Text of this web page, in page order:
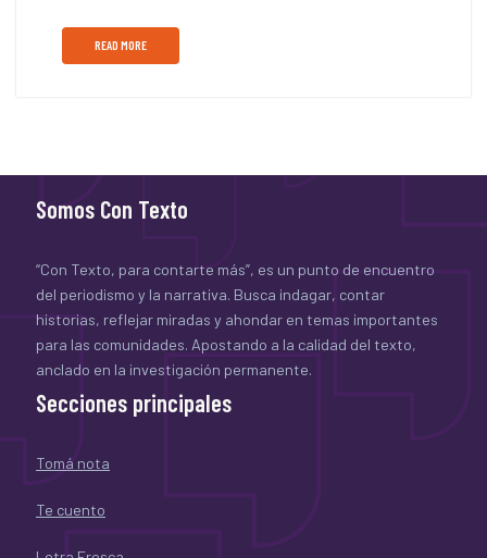
READ MORE
Somos Con Texto
“Con Texto, para contarte más”, es un punto de encuentro
del periodismo y la narrativa. Busca indagar, contar
historias, reflejar miradas y ahondar en temas importantes
para las comunidades. Apostando a la calidad del texto,
anclado en la investigación permanente.
Secciones principales
Tomá nota
Te cuento